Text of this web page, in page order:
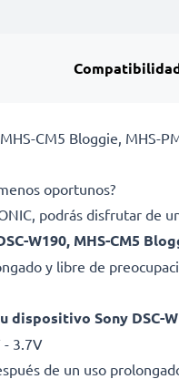
CM5 Bloggie, MHS-
oportunos?
podrás disfrutar de
W190, MHS-CM5
y libre de
Sony DSC-
- 3.7V
de un uso